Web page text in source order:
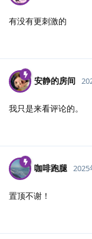
有没有更刺激的
安静的房间
我只是来看评论的。
咖啡跑腿 2025
置顶不谢！